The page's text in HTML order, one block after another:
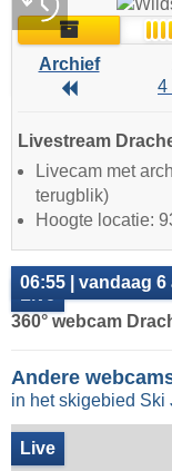
Live
Archief
Archief
Archief
4
Livestream
Livecam met
terugblik)
Hoogte locatie:
Live
06:55 | vandaag 6
360° webcam
Andere
in het skigebied Ski
Live